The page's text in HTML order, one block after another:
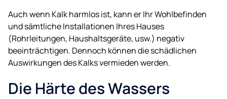
Auch wenn Kalk harmlos ist, kann er Ihr Wohlbefinden
und sämtliche Installationen Ihres Hauses
(Rohrleitungen, Haushaltsgeräte, usw.) negativ
beeinträchtigen. Dennoch können die schädlichen
Auswirkungen des Kalks vermieden werden.
Die Härte des Wassers